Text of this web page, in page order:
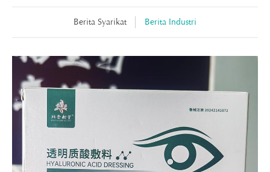
Berita Syarikat Berita Industri